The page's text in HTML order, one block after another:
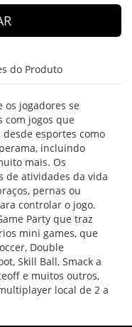
do Produto
os jogadores se
com jogos que
esportes como
incluindo
mais. Os
de atividades da vida
pernas ou
controlar o jogo.
Party que traz
mini games, que
Double
Skill Ball, Smack a
e muitos outros,
local de 2 a